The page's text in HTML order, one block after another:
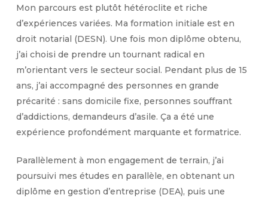
Mon parcours est plutôt hétéroclite et riche
d’expériences variées. Ma formation initiale est en
droit notarial (DESN). Une fois mon diplôme obtenu,
j’ai choisi de prendre un tournant radical en
m’orientant vers le secteur social. Pendant plus de 15
ans, j’ai accompagné des personnes en grande
précarité : sans domicile fixe, personnes souffrant
d’addictions, demandeurs d’asile. Ça a été une
expérience profondément marquante et formatrice.
Parallèlement à mon engagement de terrain, j’ai
poursuivi mes études en parallèle, en obtenant un
diplôme en gestion d’entreprise (DEA), puis une